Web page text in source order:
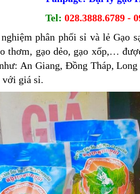
Tel: 028.3888.6789 -
phân phối sỉ và lẻ Gạo
thơm, gạo dẻo, gạo xốp,…
An Giang, Đồng Tháp,
với giá sỉ.